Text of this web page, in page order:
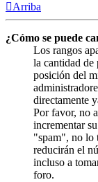
Arriba
¿Cómo se puede
Los rangos
la cantidad de
posición del
directamente
Por favor, no
incrementar
"spam", no lo
reducirán el
incluso a
foro.